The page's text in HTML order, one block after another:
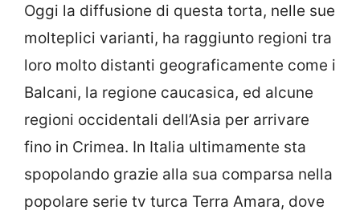
Oggi la diffusione di questa torta, nelle sue
molteplici varianti, ha raggiunto regioni tra
loro molto distanti geograficamente come i
Balcani, la regione caucasica, ed alcune
regioni occidentali dell’Asia per arrivare
fino in Crimea. In Italia ultimamente sta
spopolando grazie alla sua comparsa nella
popolare serie tv turca Terra Amara, dove